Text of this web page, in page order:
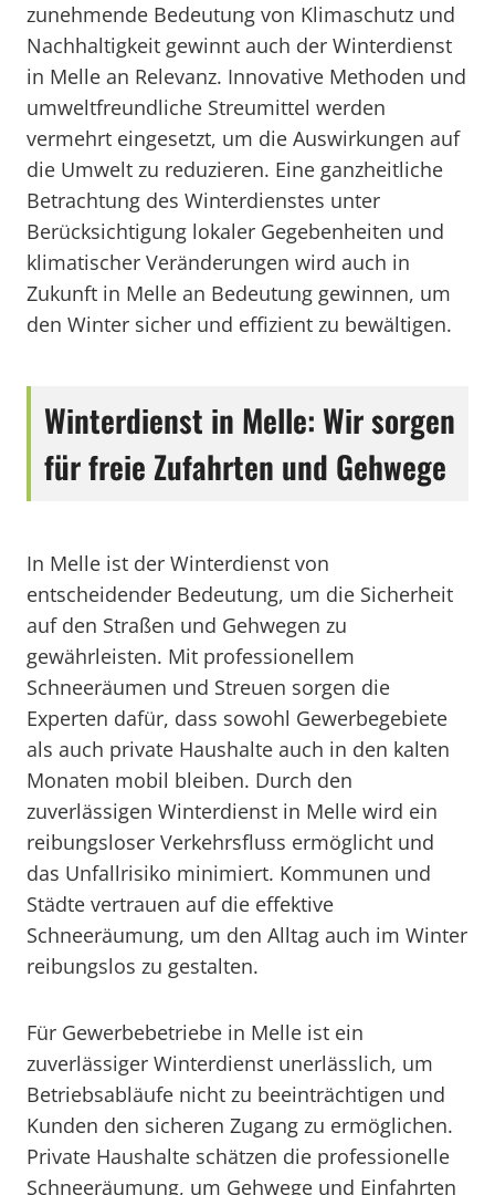
zunehmende Bedeutung von Klimaschutz und
Nachhaltigkeit gewinnt auch der Winterdienst
in Melle an Relevanz. Innovative Methoden und
umweltfreundliche Streumittel werden
vermehrt eingesetzt, um die Auswirkungen auf
die Umwelt zu reduzieren. Eine ganzheitliche
Betrachtung des Winterdienstes unter
Berücksichtigung lokaler Gegebenheiten und
klimatischer Veränderungen wird auch in
Zukunft in Melle an Bedeutung gewinnen, um
den Winter sicher und effizient zu bewältigen.
Winterdienst in Melle: Wir sorgen
für freie Zufahrten und Gehwege
In Melle ist der Winterdienst von
entscheidender Bedeutung, um die Sicherheit
auf den Straßen und Gehwegen zu
gewährleisten. Mit professionellem
Schneeräumen und Streuen sorgen die
Experten dafür, dass sowohl Gewerbegebiete
als auch private Haushalte auch in den kalten
Monaten mobil bleiben. Durch den
zuverlässigen Winterdienst in Melle wird ein
reibungsloser Verkehrsfluss ermöglicht und
das Unfallrisiko minimiert. Kommunen und
Städte vertrauen auf die effektive
Schneeräumung, um den Alltag auch im Winter
reibungslos zu gestalten.
Für Gewerbebetriebe in Melle ist ein
zuverlässiger Winterdienst unerlässlich, um
Betriebsabläufe nicht zu beeinträchtigen und
Kunden den sicheren Zugang zu ermöglichen.
Private Haushalte schätzen die professionelle
Schneeräumung, um Gehwege und Einfahrten